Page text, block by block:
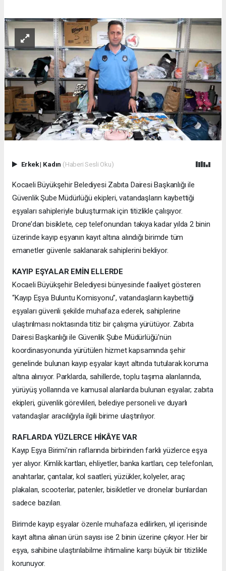
Erkek| Kadın (Haberi Sesli Oku)
Kocaeli Büyükşehir Belediyesi Zabıta Dairesi Başkanlığı ile
Güvenlik Şube Müdürlüğü ekipleri, vatandaşların kaybettiği
eşyaları sahipleriyle buluşturmak için titizlikle çalışıyor.
Drone’dan bisiklete, cep telefonundan takıya kadar yılda 2 binin
üzerinde kayıp eşyanın kayıt altına alındığı birimde tüm
emanetler güvenle saklanarak sahiplerini bekliyor.
KAYIP EŞYALAR EMİN ELLERDE
Kocaeli Büyükşehir Belediyesi bünyesinde faaliyet gösteren
“Kayıp Eşya Buluntu Komisyonu”, vatandaşların kaybettiği
eşyaları güvenli şekilde muhafaza ederek, sahiplerine
ulaştırılması noktasında titiz bir çalışma yürütüyor. Zabıta
Dairesi Başkanlığı ile Güvenlik Şube Müdürlüğü'nün
koordinasyonunda yürütülen hizmet kapsamında şehir
genelinde bulunan kayıp eşyalar kayıt altında tutularak koruma
altına alınıyor. Parklarda, sahillerde, toplu taşıma alanlarında,
yürüyüş yollarında ve kamusal alanlarda bulunan eşyalar; zabıta
ekipleri, güvenlik görevlileri, belediye personeli ve duyarlı
vatandaşlar aracılığıyla ilgili birime ulaştırılıyor.
RAFLARDA YÜZLERCE HİKÂYE VAR
Kayıp Eşya Birimi’nin raflarında birbirinden farklı yüzlerce eşya
yer alıyor. Kimlik kartları, ehliyetler, banka kartları, cep telefonları,
anahtarlar, çantalar, kol saatleri, yüzükler, kolyeler, araç
plakaları, scooterlar, patenler, bisikletler ve dronelar bunlardan
sadece bazıları.
Birimde kayıp eşyalar özenle muhafaza edilirken, yıl içerisinde
kayıt altına alınan ürün sayısı ise 2 binin üzerine çıkıyor. Her bir
eşya, sahibine ulaştırılabilme ihtimaline karşı büyük bir titizlikle
korunuyor.